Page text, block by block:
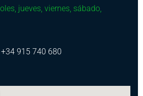
jueves, viernes, sábado,
+34 915 740 680